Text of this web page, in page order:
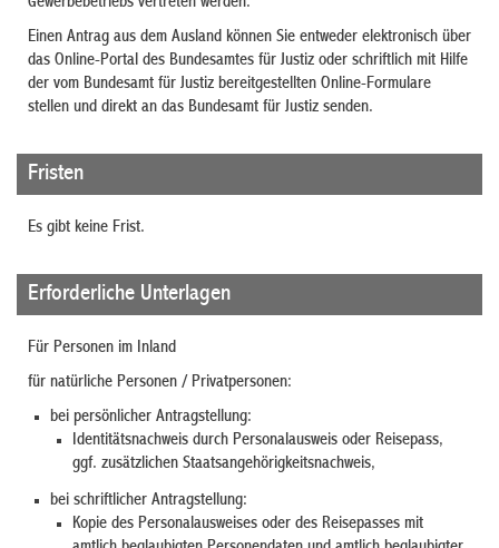
Einen Antrag aus dem Ausland können Sie entweder elektronisch über
das Online-Portal des Bundesamtes für Justiz oder schriftlich mit Hilfe
der vom Bundesamt für Justiz bereitgestellten Online-Formulare
stellen und direkt an das Bundesamt für Justiz senden.
Fristen
Es gibt keine Frist.
Erforderliche Unterlagen
Für Personen im Inland
für natürliche Personen / Privatpersonen:
bei persönlicher Antragstellung:
Identitätsnachweis durch Personalausweis oder Reisepass,
ggf. zusätzlichen Staatsangehörigkeitsnachweis,
bei schriftlicher Antragstellung:
Kopie des Personalausweises oder des Reisepasses mit